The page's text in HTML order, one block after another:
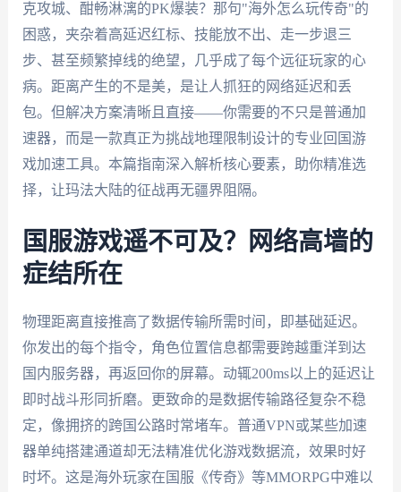
克攻城、酣畅淋漓的PK爆装？那句"海外怎么玩传奇"的
困惑，夹杂着高延迟红标、技能放不出、走一步退三
步、甚至频繁掉线的绝望，几乎成了每个远征玩家的心
病。距离产生的不是美，是让人抓狂的网络延迟和丢
包。但解决方案清晰且直接——你需要的不只是普通加
速器，而是一款真正为挑战地理限制设计的专业回国游
戏加速工具。本篇指南深入解析核心要素，助你精准选
择，让玛法大陆的征战再无疆界阻隔。
国服游戏遥不可及？网络高墙的
症结所在
物理距离直接推高了数据传输所需时间，即基础延迟。
你发出的每个指令，角色位置信息都需要跨越重洋到达
国内服务器，再返回你的屏幕。动辄200ms以上的延迟让
即时战斗形同折磨。更致命的是数据传输路径复杂不稳
定，像拥挤的跨国公路时常堵车。普通VPN或某些加速
器单纯搭建通道却无法精准优化游戏数据流，效果时好
时坏。这是海外玩家在国服《传奇》等MMORPG中难以